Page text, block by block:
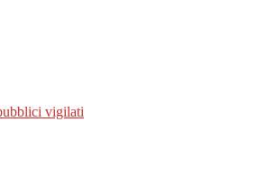
vigilati